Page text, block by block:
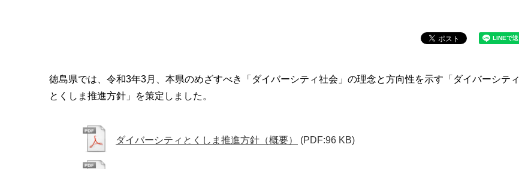
徳島県では、令和3年3月、本県のめざすべき「ダイバーシティ社会」の理念と方向性を示す「ダイバーシティ
とくしま推進方針」を策定しました。
ダイバーシティとくしま推進方針（概要） (PDF:96 KB)